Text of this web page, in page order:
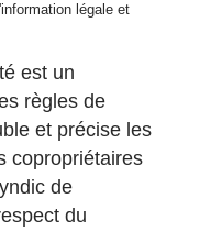
légale et
est un
règles de
et précise les
copropriétaires
de
du